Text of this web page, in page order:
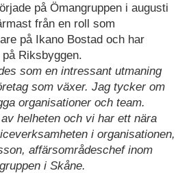
på Ömangruppen i augusti
från en roll som
på Ikano Bostad och har
Riksbyggen.
som en intressant utmaning
som växer. Jag tycker om
organisationer och team.
helheten och vi har ett nära
i organisationen,
affärsområdeschef inom
i Skåne.